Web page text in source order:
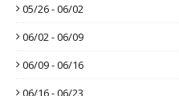
05/26 - 06/02
06/02 - 06/09
06/09 - 06/16
06/16 - 06/23